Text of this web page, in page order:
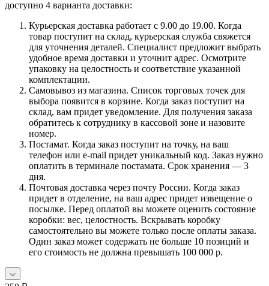
доступно 4 варианта доставки:
Курьерская доставка работает с 9.00 до 19.00. Когда
товар поступит на склад, курьерская служба свяжется
для уточнения деталей. Специалист предложит выбрать
удобное время доставки и уточнит адрес. Осмотрите
упаковку на целостность и соответствие указанной
комплектации.
Самовывоз из магазина. Список торговых точек для
выбора появится в корзине. Когда заказ поступит на
склад, вам придет уведомление. Для получения заказа
обратитесь к сотруднику в кассовой зоне и назовите
номер.
Постамат. Когда заказ поступит на точку, на ваш
телефон или e-mail придет уникальный код. Заказ нужно
оплатить в терминале постамата. Срок хранения — 3
дня.
Почтовая доставка через почту России. Когда заказ
придет в отделение, на ваш адрес придет извещение о
посылке. Перед оплатой вы можете оценить состояние
коробки: вес, целостность. Вскрывать коробку
самостоятельно вы можете только после оплаты заказа.
Один заказ может содержать не больше 10 позиций и
его стоимость не должна превышать 100 000 р.